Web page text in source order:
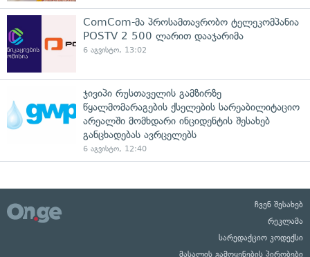
ComCom-მა პროსამთავრობო ტელეკომპანია
POSTV 2 500 ლარით დააჯარიმა
6 აგვისტო, 13:02
ჯივიპი რუსთაველის გამზირზე
წყალმომარაგების ქსელების სარეაბილიტაციო
არეალში მომხდარი ინციდენტის შესახებ
განცხადებას ავრცელებს
6 აგვისტო, 12:40
ჩვენ შესახებ
რეკლამა
სარედაქციო კოდექსი
მასალის გამოყენების პირობები